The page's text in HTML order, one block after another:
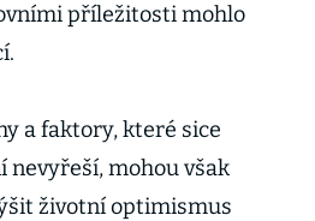
příležitosti mohlo
a faktory, které sice
mohou však
životní optimismus